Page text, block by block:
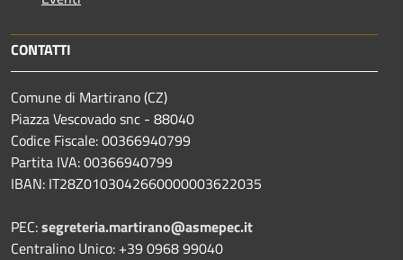
CONTATTI
Comune di Martirano (CZ)
Piazza Vescovado snc - 88040
Codice Fiscale: 00366940799
Partita IVA: 00366940799
IBAN: IT28Z0103042660000003622035
PEC:segreteria.martirano@asmepec.it
Centralino Unico: +39 0968 99040